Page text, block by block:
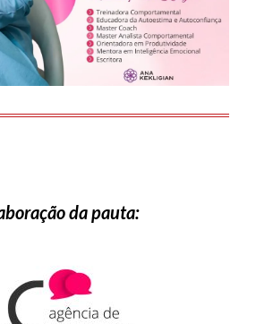
da pauta: